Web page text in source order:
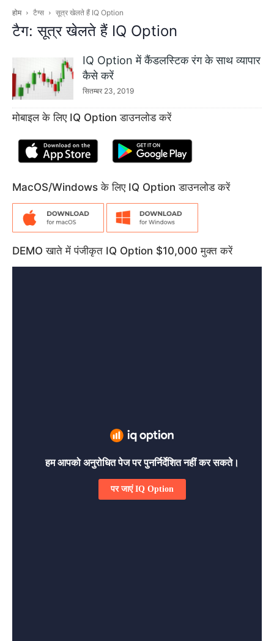
होम टैग्स सूत्र खेलते हैं IQ Option
टैग: सूत्र खेलते हैं IQ Option
IQ Option में कैंडलस्टिक रंग के साथ व्यापार
कैसे करें
सितम्बर 23, 2019
मोबाइल के लिए IQ Option डाउनलोड करें
MacOS/Windows के लिए IQ Option डाउनलोड करें
DEMO खाते में पंजीकृत IQ Option $10,000 मुक्त करें